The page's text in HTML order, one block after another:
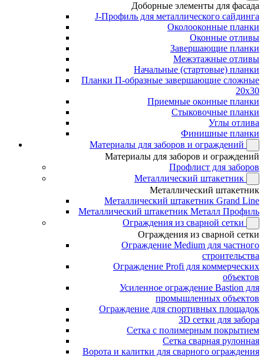
Доборные элементы для фасада
J-Профиль для металлического сайдинга
Околооконные планки
Оконные отливы
Завершающие планки
Межэтажные отливы
Начальные (стартовые) планки
Планки П-образные завершающие сложные
20x30
Приемные оконные планки
Стыковочные планки
Углы отлива
Финишные планки
Материалы для заборов и ограждений
Материалы для заборов и ограждений
Профлист для заборов
Металлический штакетник
Металлический штакетник
Металлический штакетник Grand Line
Металлический штакетник Металл Профиль
Ограждения из сварной сетки
Ограждения из сварной сетки
Ограждение Medium для частного
строительства
Ограждение Profi для коммерческих
объектов
Усиленное ограждение Bastion для
промышленных объектов
Ограждение для спортивных площадок
3D сетки для забора
Сетка с полимерным покрытием
Сетка сварная рулонная
Ворота и калитки для сварного ограждения